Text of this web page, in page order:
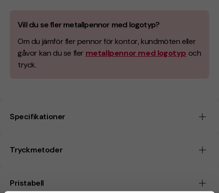
Vill du se fler metallpennor med logotyp?
Om du jämför fler pennor för kontor, kundmöten eller
gåvor kan du se fler metallpennor med logotyp och
tryck.
Specifikationer
Tryckmetoder
Pristabell